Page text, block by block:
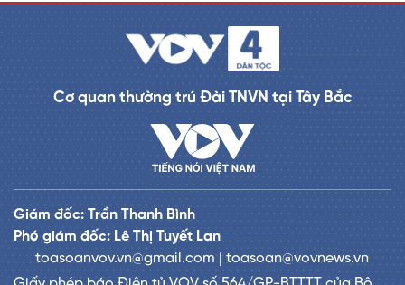
Cơ quan thường trú Đài TNVN tại Tây Bắc
Giám đốc: Trần Thanh Bình
Phó giám đốc: Lê Thị Tuyết Lan
toasoanvov.vn@gmail.com | toasoan@vovnews.vn